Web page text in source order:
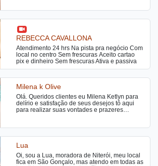
REBECCA CAVALLONA
Atendimento 24 hrs Na pista pra negócio Com
local no centro Sem frescuras Aceito cartao
pix e dinheiro Sem frescuras Ativa e passiva
Milena k Olive
Olá. Queridos clientes eu Milena Ketlyn para
delírio e satisfação de seus desejos tô aqui
para realizar suas vontades e prazeres
Lua
Oi, sou a Lua, moradora de Niterói, meu local
fica em São Gonçalo, mas atendo em todas as